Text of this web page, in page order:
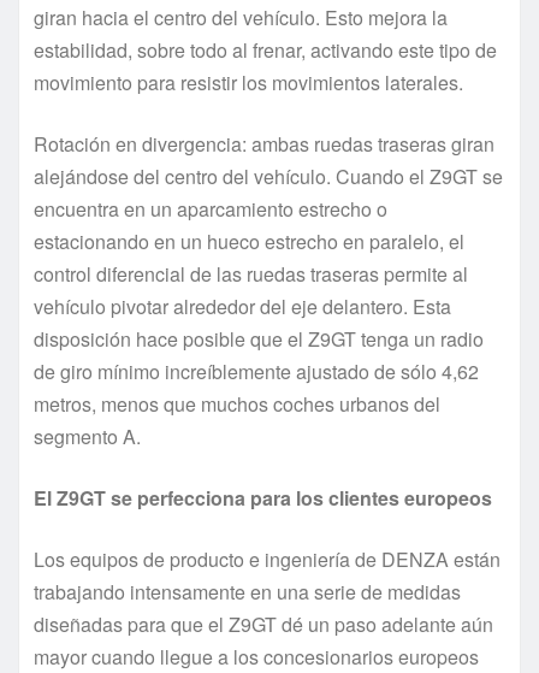
giran hacia el centro del vehículo. Esto mejora la
estabilidad, sobre todo al frenar, activando este tipo de
movimiento para resistir los movimientos laterales.
Rotación en divergencia: ambas ruedas traseras giran
alejándose del centro del vehículo. Cuando el Z9GT se
encuentra en un aparcamiento estrecho o
estacionando en un hueco estrecho en paralelo, el
control diferencial de las ruedas traseras permite al
vehículo pivotar alrededor del eje delantero. Esta
disposición hace posible que el Z9GT tenga un radio
de giro mínimo increíblemente ajustado de sólo 4,62
metros, menos que muchos coches urbanos del
segmento A.
El Z9GT se perfecciona para los clientes europeos
Los equipos de producto e ingeniería de DENZA están
trabajando intensamente en una serie de medidas
diseñadas para que el Z9GT dé un paso adelante aún
mayor cuando llegue a los concesionarios europeos